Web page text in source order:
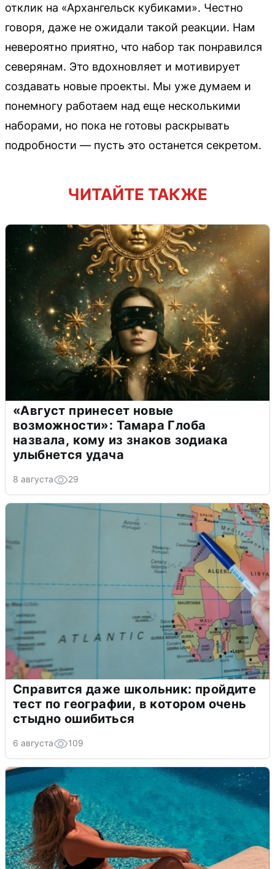
отклик на «Архангельск кубиками». Честно
говоря, даже не ожидали такой реакции. Нам
невероятно приятно, что набор так понравился
северянам. Это вдохновляет и мотивирует
создавать новые проекты. Мы уже думаем и
понемногу работаем над еще несколькими
наборами, но пока не готовы раскрывать
подробности — пусть это останется секретом.
ЧИТАЙТЕ ТАКЖЕ
«Август принесет новые
возможности»: Тамара Глоба
назвала, кому из знаков зодиака
улыбнется удача
8 августа 29
Справится даже школьник: пройдите
тест по географии, в котором очень
стыдно ошибиться
6 августа 109